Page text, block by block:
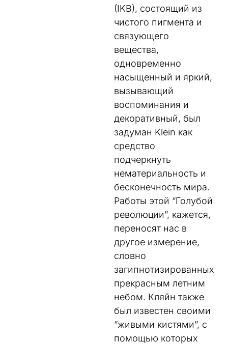
(IKB), состоящий из
чистого пигмента и
связующего
вещества,
одновременно
насыщенный и яркий,
вызывающий
воспоминания и
декоративный, был
задуман Klein как
средство
подчеркнуть
нематериальность и
бесконечность мира.
Работы этой “Голубой
революции”, кажется,
переносят нас в
другое измерение,
словно
загипнотизированных
прекрасным летним
небом. Кляйн также
был известен своими
“живыми кистями”, с
помощью которых